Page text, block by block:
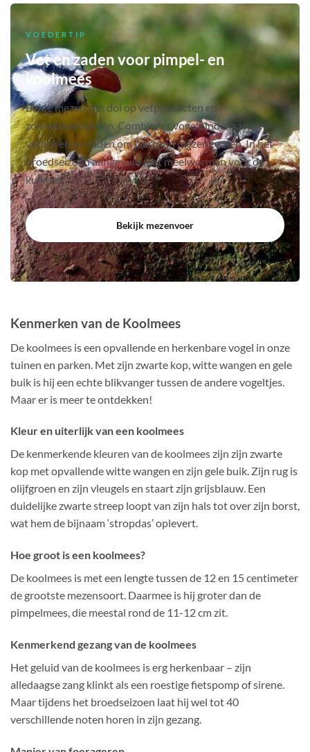
VOEDERTIP
Vet en zaden voor pimpel- en
koolmees
Beide mezen zijn dol op vetproducten en
zonnebloempitten. Combineer vogelpindakaas,
vetbollen en zaden om jaarrond mezen te zien. In het
broedseizoen aangevuld met meelwormen voor de
kuikens.
Bekijk mezenvoer
Kenmerken van de Koolmees
De koolmees is een opvallende en herkenbare vogel in onze
tuinen en parken. Met zijn zwarte kop, witte wangen en gele
buik is hij een echte blikvanger tussen de andere vogeltjes.
Maar er is meer te ontdekken!
Kleur en uiterlijk van een koolmees
De kenmerkende kleuren van de koolmees zijn zijn zwarte
kop met opvallende witte wangen en zijn gele buik. Zijn rug is
olijfgroen en zijn vleugels en staart zijn grijsblauw. Een
duidelijke zwarte streep loopt van zijn hals tot over zijn borst,
wat hem de bijnaam ‘stropdas’ oplevert.
Hoe groot is een koolmees?
De koolmees is met een lengte tussen de 12 en 15 centimeter
de grootste mezensoort. Daarmee is hij groter dan de
pimpelmees, die meestal rond de 11-12 cm zit.
Kenmerkend gezang van de koolmees
Het geluid van de koolmees is erg herkenbaar – zijn
alledaagse zang klinkt als een roestige fietspomp of sirene.
Maar tijdens het broedseizoen laat hij wel tot 40
verschillende noten horen in zijn gezang.